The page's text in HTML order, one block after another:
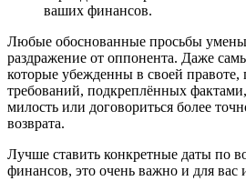
ваших финансов.
Любые обоснованные просьбы
раздражение от оппонента. Даже
которые убежденны в своей правоте,
требований, подкреплённых
милость или договориться более
возврата.
Лучше ставить конкретные даты по
финансов, это очень важно и для вас